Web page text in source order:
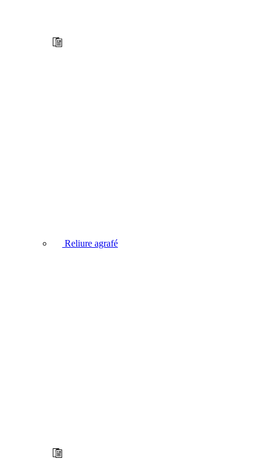
Reliure agrafé